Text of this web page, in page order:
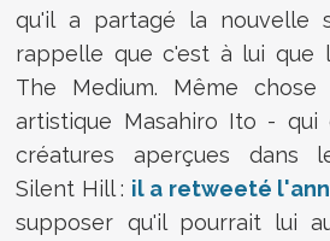
qu'il a partagé la nouvelle
rappelle que c'est à lui que
The Medium. Même
artistique Masahiro Ito - qui
créatures aperçues dans
Silent Hill : il a retweeté
supposer qu'il pourrait lui